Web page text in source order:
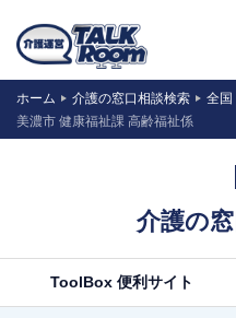
ホーム 介護の窓口相談検索 全国
美濃市 健康福祉課 高齢福祉係
介護の
ToolBox 便利サイト